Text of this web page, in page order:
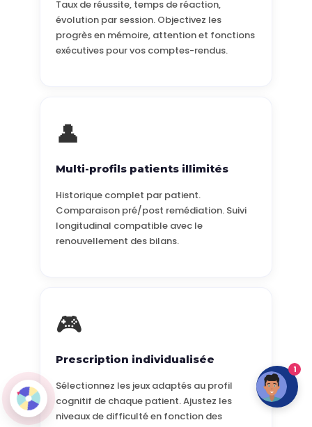
Taux de réussite, temps de réaction,
évolution par session. Objectivez les
progrès en mémoire, attention et fonctions
exécutives pour vos comptes-rendus.
👤
Multi-profils patients illimités
Historique complet par patient.
Comparaison pré/post remédiation. Suivi
longitudinal compatible avec le
renouvellement des bilans.
🎮
Prescription individualisée
Sélectionnez les jeux adaptés au profil
cognitif de chaque patient. Ajustez les
niveaux de difficulté en fonction des
1